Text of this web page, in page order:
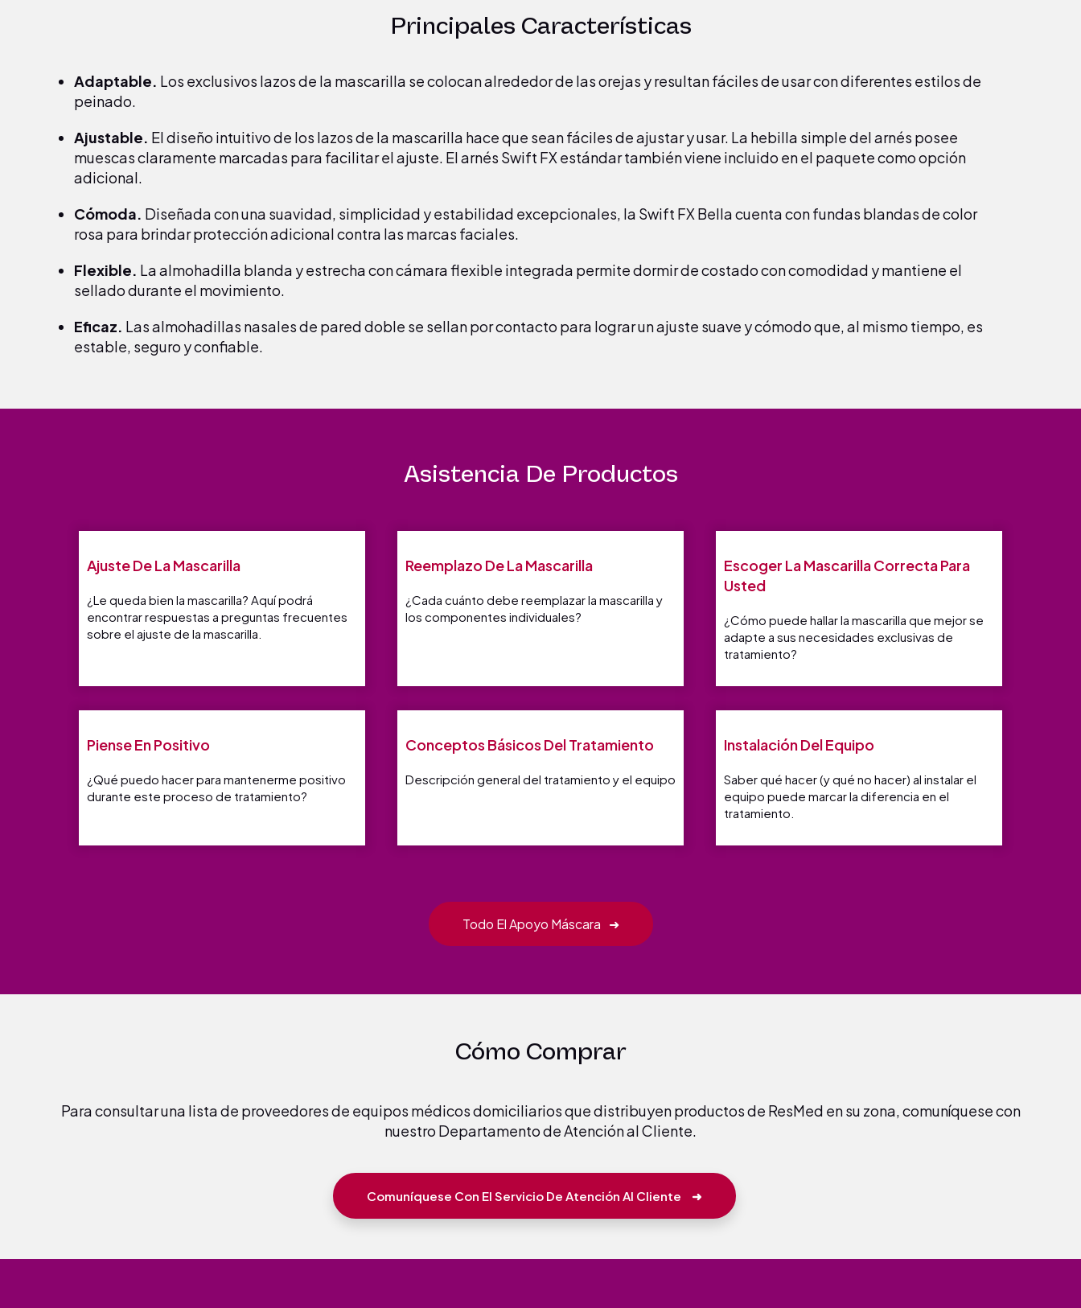
Principales Características
Adaptable. Los exclusivos lazos de la mascarilla se colocan alrededor de las orejas y resultan fáciles de usar con diferentes estilos de
peinado.
Ajustable. El diseño intuitivo de los lazos de la mascarilla hace que sean fáciles de ajustar y usar. La hebilla simple del arnés posee
muescas claramente marcadas para facilitar el ajuste. El arnés Swift FX estándar también viene incluido en el paquete como opción
adicional.
Cómoda. Diseñada con una suavidad, simplicidad y estabilidad excepcionales, la Swift FX Bella cuenta con fundas blandas de color
rosa para brindar protección adicional contra las marcas faciales.
Flexible. La almohadilla blanda y estrecha con cámara flexible integrada permite dormir de costado con comodidad y mantiene el
sellado durante el movimiento.
Eficaz. Las almohadillas nasales de pared doble se sellan por contacto para lograr un ajuste suave y cómodo que, al mismo tiempo, es
estable, seguro y confiable.
Asistencia De Productos
Ajuste De La Mascarilla
¿Le queda bien la mascarilla? Aquí podrá
encontrar respuestas a preguntas frecuentes
sobre el ajuste de la mascarilla.
Reemplazo De La Mascarilla
¿Cada cuánto debe reemplazar la mascarilla y
los componentes individuales?
Escoger La Mascarilla Correcta Para
Usted
¿Cómo puede hallar la mascarilla que mejor se
adapte a sus necesidades exclusivas de
tratamiento?
Piense En Positivo
¿Qué puedo hacer para mantenerme positivo
durante este proceso de tratamiento?
Conceptos Básicos Del Tratamiento
Descripción general del tratamiento y el equipo
Instalación Del Equipo
Saber qué hacer (y qué no hacer) al instalar el
equipo puede marcar la diferencia en el
tratamiento.
Todo El Apoyo Máscara ➜
Cómo Comprar
Para consultar una lista de proveedores de equipos médicos domiciliarios que distribuyen productos de ResMed en su zona, comuníquese con
nuestro Departamento de Atención al Cliente.
Comuníquese Con El Servicio De Atención Al Cliente ➜